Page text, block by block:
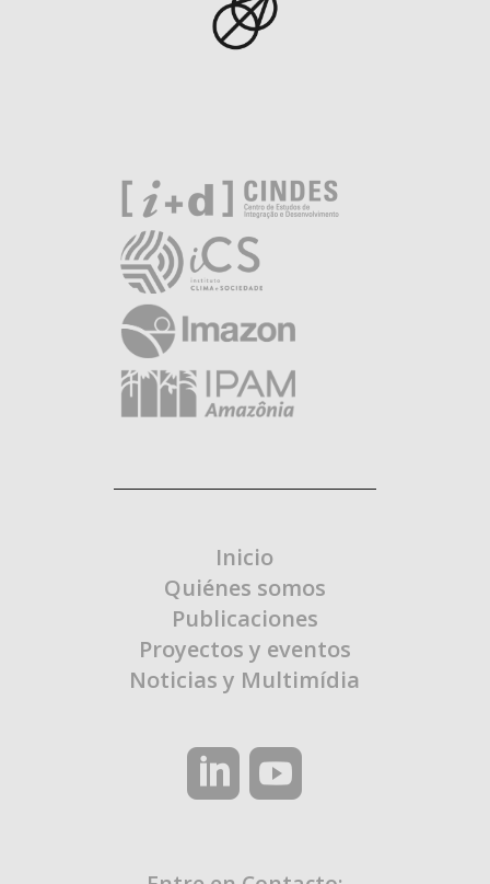
Inicio
Quiénes somos
Publicaciones
Proyectos y eventos
Noticias y Multimídia